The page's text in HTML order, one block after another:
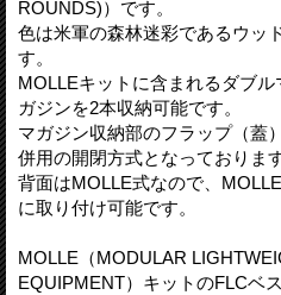
ROUNDS)）です。
色は米軍の森林迷彩であるウッ
す。
MOLLEキットに含まれるダブ
ガジンを2本収納可能です。
マガジン収納部のフラップ（蓋
併用の開閉方式となっております
背面はMOLLE式なので、
に取り付け可能です。
MOLLE（MODULAR
EQUIPMENT）キットのFLCベ